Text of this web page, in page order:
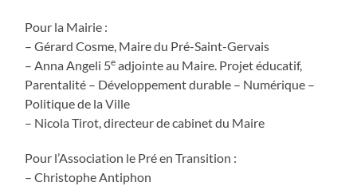
Pour la Mairie :
– Gérard Cosme, Maire du Pré-Saint-Gervais
– Anna Angeli 5e adjointe au Maire. Projet éducatif,
Parentalité – Développement durable – Numérique –
Politique de la Ville
– Nicola Tirot, directeur de cabinet du Maire
Pour l’Association le Pré en Transition :
– Christophe Antiphon